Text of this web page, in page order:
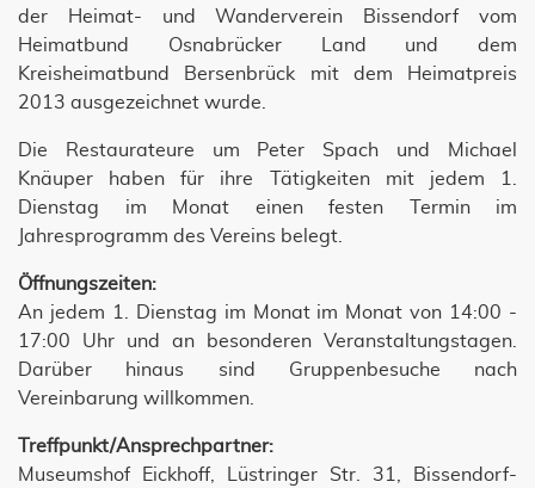
der Heimat- und Wanderverein Bissendorf vom
Heimatbund Osnabrücker Land und dem
Kreisheimatbund Bersenbrück mit dem Heimatpreis
2013 ausgezeichnet wurde.
Die Restaurateure um Peter Spach und Michael
Knäuper haben für ihre Tätigkeiten mit jedem 1.
Dienstag im Monat einen festen Termin im
Jahresprogramm des Vereins belegt.
Öffnungszeiten:
An jedem 1. Dienstag im Monat im Monat von 14:00 -
17:00 Uhr und an besonderen Veranstaltungstagen.
Darüber hinaus sind Gruppenbesuche nach
Vereinbarung willkommen.
Treffpunkt/Ansprechpartner:
Museumshof Eickhoff, Lüstringer Str. 31, Bissendorf-